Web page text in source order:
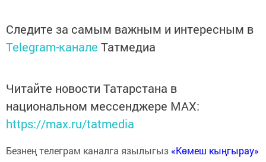
Следите за самым важным и интересным в
Telegram-канале Татмедиа
Читайте новости Татарстана в
национальном мессенджере MАХ:
https://max.ru/tatmedia
Безнең телеграм каналга язылыгыз «Көмеш кыңгырау»